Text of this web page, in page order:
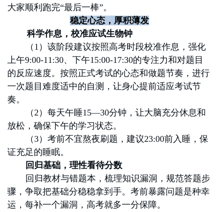
大家顺利跑完“最后一棒”。
稳定心态，厚积薄发
科学作息，校准应试生物钟
（1）该阶段建议按照高考时段校准作息，强化
上午9:00-11:30、下午15:00-17:30的专注力和对题目
的反应速度。按照正式考试的心态和做题节奏，进行
一次题目难度适中的自测，让身心提前适应考试节
奏。
（2）每天午睡15—30分钟，让大脑充分休息和
放松，确保下午的学习状态。
（3）考前不宜熬夜刷题，建议23:00前入睡，保
证充足的睡眠。
回归基础，理性看待分数
回归教材与错题本，梳理知识漏洞，规范答题步
骤，争取把基础分稳稳拿到手。考前暴露问题是种幸
运，每补一个漏洞，高考就多一分保障。